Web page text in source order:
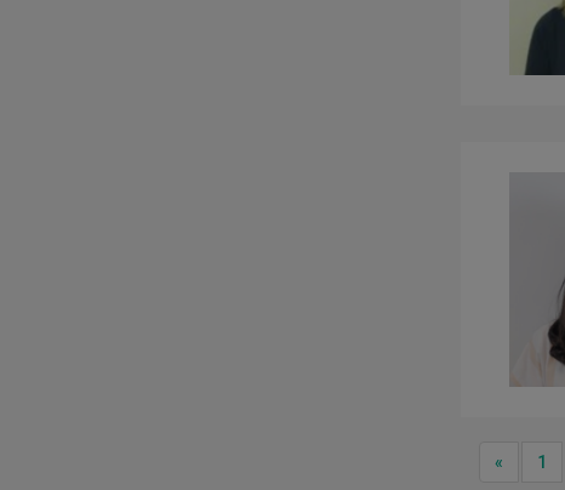
«Previous
1